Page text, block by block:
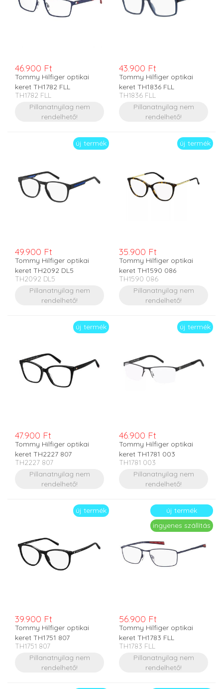
46.900 Ft
Tommy Hilfiger optikai
keret TH1782 FLL
TH1782 FLL
Pillanatnyilag nem
rendelhető!
43.900 Ft
Tommy Hilfiger optikai
keret TH1836 FLL
TH1836 FLL
Pillanatnyilag nem
rendelhető!
új termék
49.900 Ft
Tommy Hilfiger optikai
keret TH2092 DL5
TH2092 DL5
Pillanatnyilag nem
rendelhető!
új termék
35.900 Ft
Tommy Hilfiger optikai
keret TH1590 086
TH1590 086
Pillanatnyilag nem
rendelhető!
új termék
47.900 Ft
Tommy Hilfiger optikai
keret TH2227 807
TH2227 807
Pillanatnyilag nem
rendelhető!
új termék
46.900 Ft
Tommy Hilfiger optikai
keret TH1781 003
TH1781 003
Pillanatnyilag nem
rendelhető!
új termék
39.900 Ft
Tommy Hilfiger optikai
keret TH1751 807
TH1751 807
Pillanatnyilag nem
rendelhető!
új termék
ingyenes szállítás
56.900 Ft
Tommy Hilfiger optikai
keret TH1783 FLL
TH1783 FLL
Pillanatnyilag nem
rendelhető!